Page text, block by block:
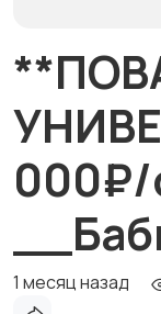
1 месяц назад